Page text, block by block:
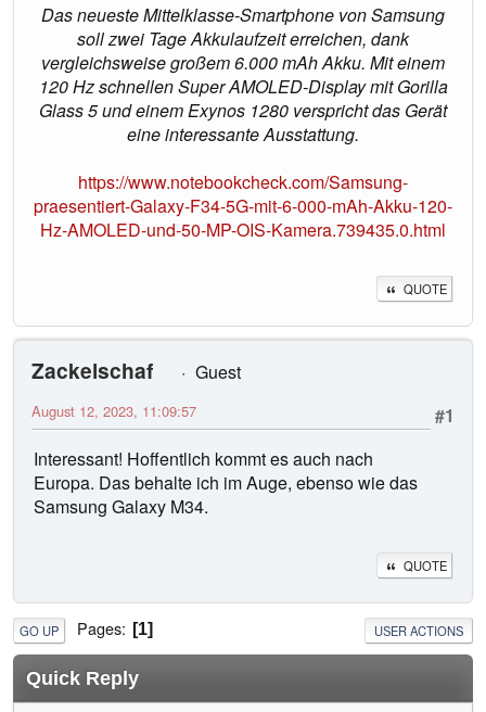
Das neueste Mittelklasse-Smartphone von Samsung
soll zwei Tage Akkulaufzeit erreichen, dank
vergleichsweise großem 6.000 mAh Akku. Mit einem
120 Hz schnellen Super AMOLED-Display mit Gorilla
Glass 5 und einem Exynos 1280 verspricht das Gerät
eine interessante Ausstattung.
https://www.notebookcheck.com/Samsung-
praesentiert-Galaxy-F34-5G-mit-6-000-mAh-Akku-120-
Hz-AMOLED-und-50-MP-OIS-Kamera.739435.0.html
QUOTE
Zackelschaf
Guest
#1
August 12, 2023, 11:09:57
Interessant! Hoffentlich kommt es auch nach
Europa. Das behalte ich im Auge, ebenso wie das
Samsung Galaxy M34.
QUOTE
GO UP Pages 1 USER ACTIONS
Quick Reply